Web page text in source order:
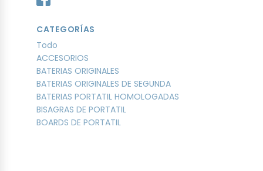
CATEGORÍAS
Todo
ACCESORIOS
BATERIAS ORIGINALES
BATERIAS ORIGINALES DE SEGUNDA
BATERIAS PORTATIL HOMOLOGADAS
BISAGRAS DE PORTATIL
BOARDS DE PORTATIL